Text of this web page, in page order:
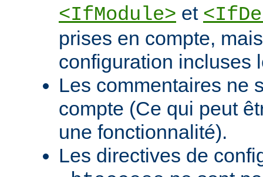
<IfModule> et
prises en compte,
configuration incluses
Les commentaires ne
compte (Ce qui peut
une fonctionnalité).
Les directives de